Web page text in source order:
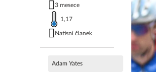
3 mesece
1,17
Natisni članek
Adam Yates